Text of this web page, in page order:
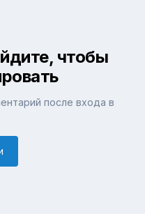
чтобы
после входа в